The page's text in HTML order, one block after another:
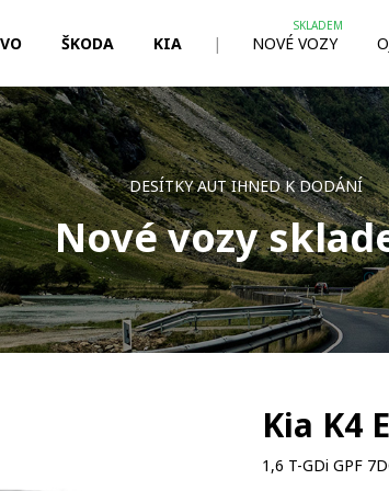
ŠKODA KIA | NOVÉ VOZY
DESÍTKY AUT IHNED K DODÁNÍ
Nové vozy
Kia K4
1,6 T-GDi GPF